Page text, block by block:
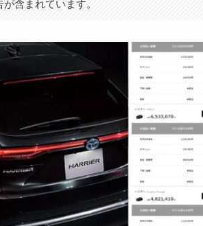
含まれています。